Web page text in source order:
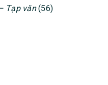
Tạp văn(56)